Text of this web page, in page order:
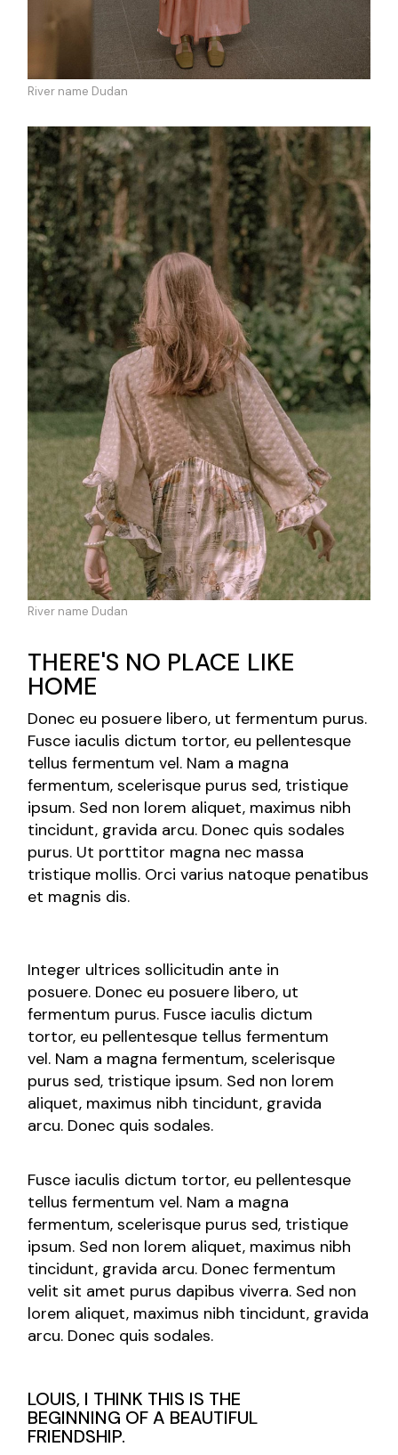
River name Dudan
River name Dudan
THERE'S NO PLACE LIKE
HOME
Donec eu posuere libero, ut fermentum purus.
Fusce iaculis dictum tortor, eu pellentesque
tellus fermentum vel. Nam a magna
fermentum, scelerisque purus sed, tristique
ipsum. Sed non lorem aliquet, maximus nibh
tincidunt, gravida arcu. Donec quis sodales
purus. Ut porttitor magna nec massa
tristique mollis. Orci varius natoque penatibus
et magnis dis.
Integer ultrices sollicitudin ante in
posuere. Donec eu posuere libero, ut
fermentum purus. Fusce iaculis dictum
tortor, eu pellentesque tellus fermentum
vel. Nam a magna fermentum, scelerisque
purus sed, tristique ipsum. Sed non lorem
aliquet, maximus nibh tincidunt, gravida
arcu. Donec quis sodales.
Fusce iaculis dictum tortor, eu pellentesque
tellus fermentum vel. Nam a magna
fermentum, scelerisque purus sed, tristique
ipsum. Sed non lorem aliquet, maximus nibh
tincidunt, gravida arcu. Donec fermentum
velit sit amet purus dapibus viverra. Sed non
lorem aliquet, maximus nibh tincidunt, gravida
arcu. Donec quis sodales.
LOUIS, I THINK THIS IS THE
BEGINNING OF A BEAUTIFUL
FRIENDSHIP.